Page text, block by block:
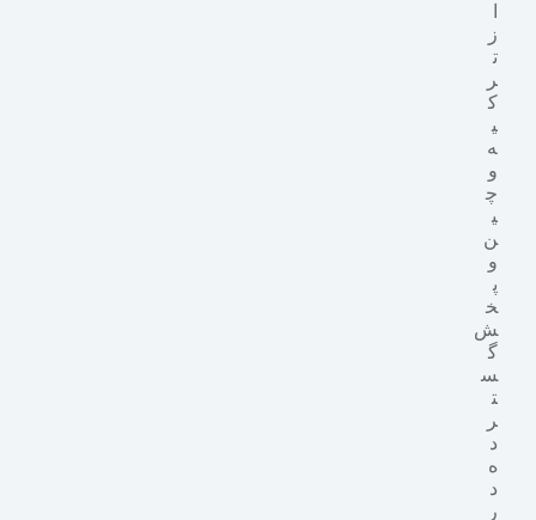
ز
ت
ر
ک
ی
ه
و
چ
ی
ن
و
پ
خ
ش
گ
س
ت
ر
د
ه
د
ر